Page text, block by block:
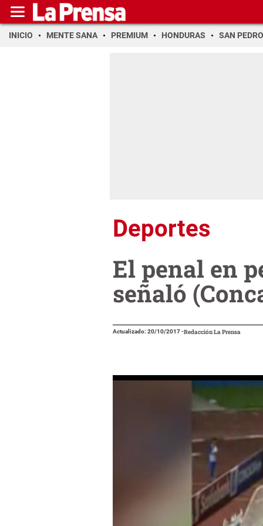
INICIO MENTE SANA PREMIUM HONDURAS SAN PEDRO
Deportes
El penal en
señaló
Actualizado: 20/10/2017-Redacción La Prensa